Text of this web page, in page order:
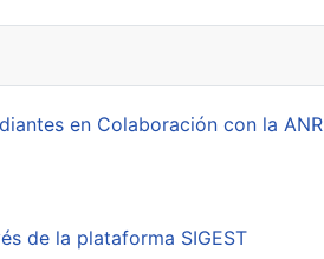
en Colaboración con la ANR
de la plataforma SIGEST